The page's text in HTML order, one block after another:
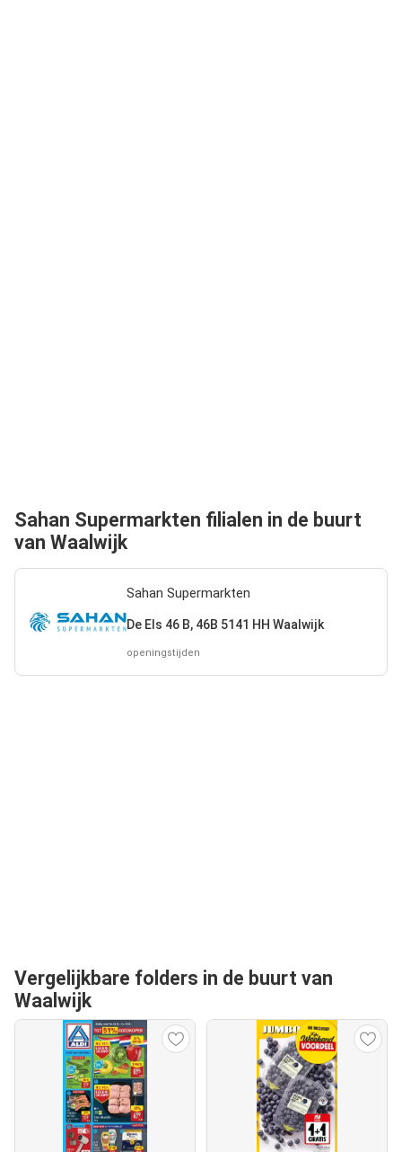
Sahan Supermarkten filialen in de buurt
van Waalwijk
Sahan Supermarkten
De Els 46 B, 46B 5141 HH Waalwijk
openingstijden
Vergelijkbare folders in de buurt van
Waalwijk